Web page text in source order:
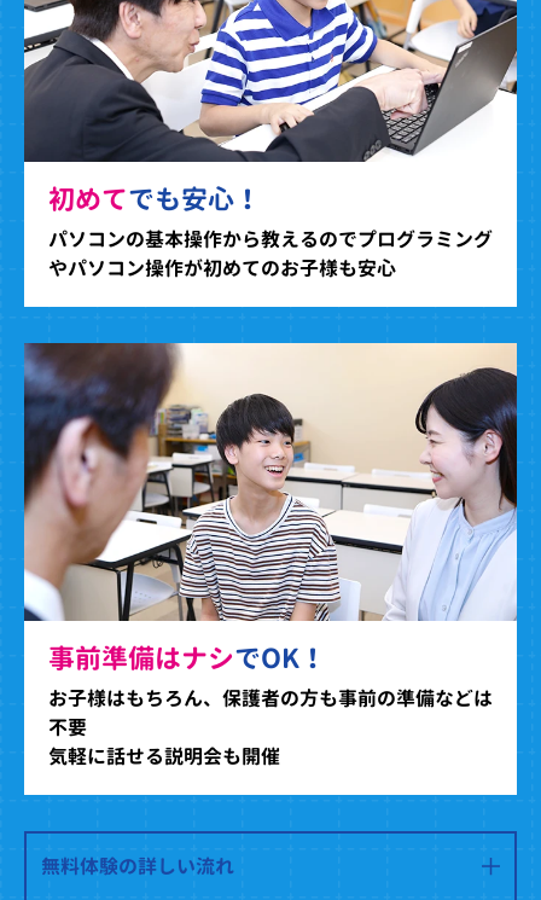
初めてでも安心！
パソコンの基本操作から教えるのでプログラミング
やパソコン操作が初めてのお子様も安心
事前準備はナシでOK！
お子様はもちろん、保護者の方も事前の準備などは
不要
気軽に話せる説明会も開催
無料体験の詳しい流れ